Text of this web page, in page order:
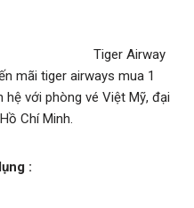
Tiger Airway
mãi tiger airways mua 1
hệ với phòng vé Việt Mỹ, đại
Chí Minh.
: